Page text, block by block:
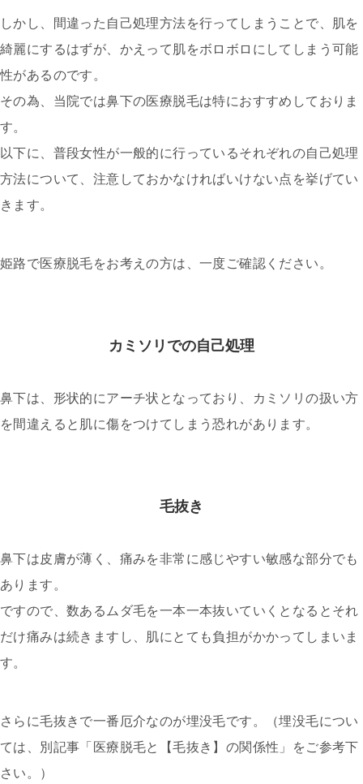
しかし、間違った自己処理方法を行ってしまうことで、肌を
綺麗にするはずが、かえって肌をボロボロにしてしまう可能
性があるのです。
その為、当院では鼻下の医療脱毛は特におすすめしておりま
す。
以下に、普段女性が一般的に行っているそれぞれの自己処理
方法について、注意しておかなければいけない点を挙げてい
きます。
姫路で医療脱毛をお考えの方は、一度ご確認ください。
カミソリでの自己処理
鼻下は、形状的にアーチ状となっており、カミソリの扱い方
を間違えると肌に傷をつけてしまう恐れがあります。
毛抜き
鼻下は皮膚が薄く、痛みを非常に感じやすい敏感な部分でも
あります。
ですので、数あるムダ毛を一本一本抜いていくとなるとそれ
だけ痛みは続きますし、肌にとても負担がかかってしまいま
す。
さらに毛抜きで一番厄介なのが埋没毛です。（埋没毛につい
ては、別記事「医療脱毛と【毛抜き】の関係性」をご参考下
さい。）